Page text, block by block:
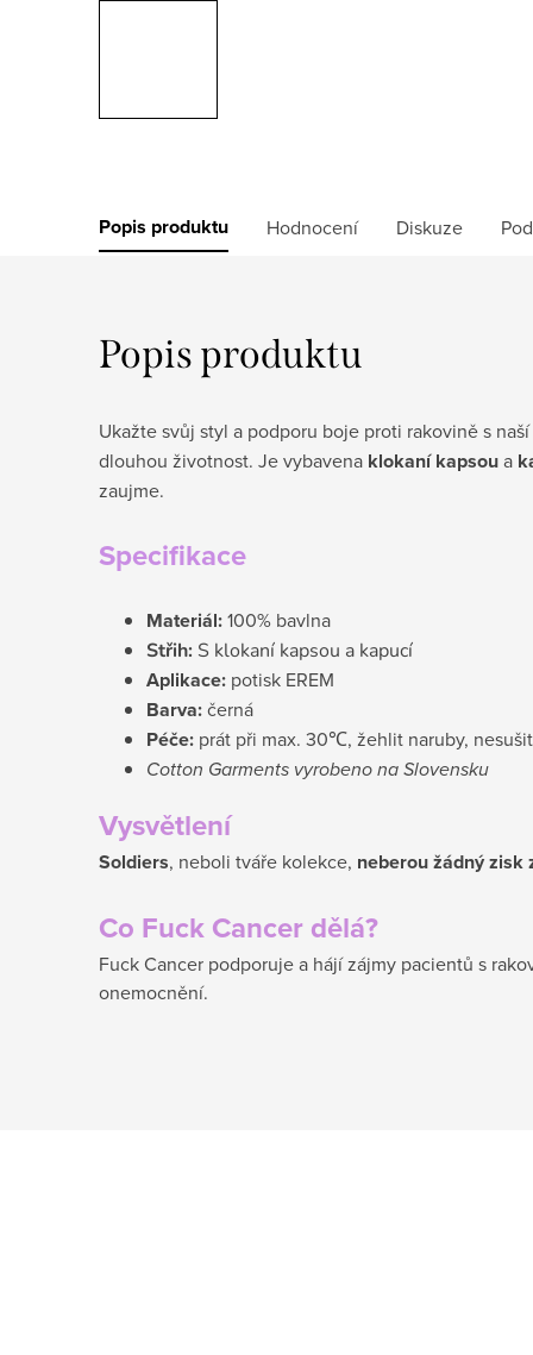
Popis produktu Hodnocení Diskuze
Popis produktu
Ukažte svůj styl a podporu boje proti rakovině s naší
dlouhou životnost. Je vybavena klokaní kapsoua
zaujme.
Specifikace
Materiál:100% bavlna
Střih: S klokaní kapsou a kapucí
Aplikace: potisk EREM
Barva:černá
Péče: prát při max. 30℃, žehlit naruby,
Cotton Garments vyrobeno na Slovensku
Vysvětlení
Soldiers, neboli tváře kolekce, neberou žádný zisk
Co Fuck Cancer dělá?
Fuck Cancer podporuje a hájí zájmy pacientů s
onemocnění.